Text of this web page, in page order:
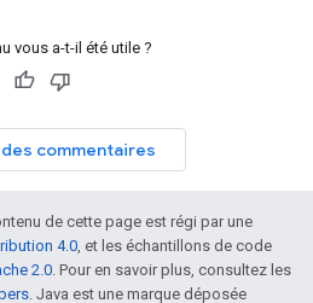
vous a-t-il été utile ?
commentaires
de cette page est régi par une
4.0, et les échantillons de code
2.0. Pour en savoir plus, consultez les
. Java est une marque déposée